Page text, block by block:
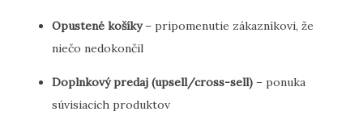
Opustené košíky– pripomenutie zákazníkovi, že
niečo nedokončil
Doplnkový predaj (upsell/cross-sell) – ponuka
súvisiacich produktov